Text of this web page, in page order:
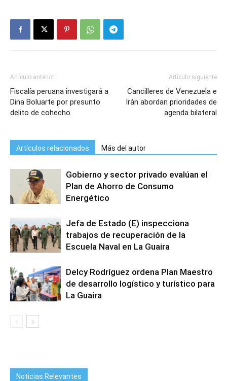
Artículo anterior
Fiscalía peruana investigará a
Dina Boluarte por presunto
delito de cohecho
Artículo siguiente
Cancilleres de Venezuela e
Irán abordan prioridades de
agenda bilateral
Artículos relacionados Más del autor
Gobierno y sector privado evalúan el
Plan de Ahorro de Consumo
Energético
Jefa de Estado (E) inspecciona
trabajos de recuperación de la
Escuela Naval en La Guaira
Delcy Rodríguez ordena Plan Maestro
de desarrollo logístico y turístico para
La Guaira
Noticias Relevantes